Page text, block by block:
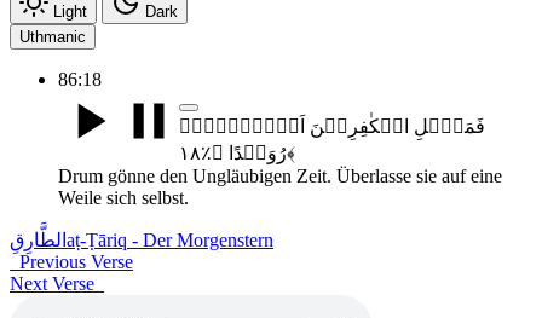
Light
Dark
Uthmanic
86:18
فَمَہِّلِ الۡکٰفِرِیۡنَ اَمۡہِلۡہُمۡ
رُوَیۡدًا ﴿٪۱۸﴾
Drum gönne den Ungläubigen Zeit. Überlasse sie auf eine
Weile sich selbst.
الطَّارِقِ aṭ-Ṭāriq - Der Morgenstern
Previous Verse
Next Verse